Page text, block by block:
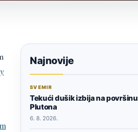
Najnovije
SVEMIR
Tekući dušik izbija na površinu
Plutona
6. 8. 2026.